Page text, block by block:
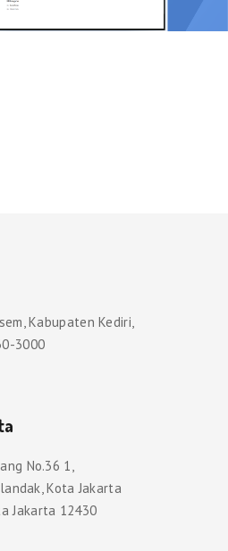
Kabupaten Kediri,
3000
No.36 1,
Kota Jakarta
Jakarta 12430